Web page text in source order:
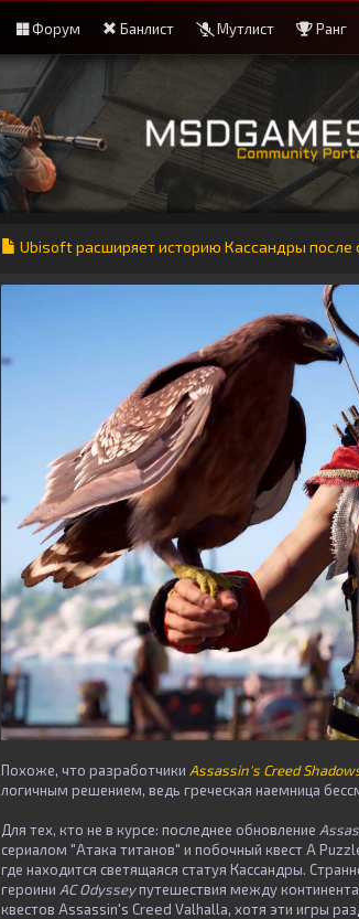
Форум Банлист Мутлист Ранг
Ubisoft расширяет историю Кассандры после
Похоже, что разработчики Assassin's Creed
логичным решением, ведь греческая наемница
Для тех, кто не в курсе: последнее обновление
сериалом "Атака титанов" и побочный квест A
где находится светящаяся статуя Кассандры.
героини AC Odysseyпутешествия между
квестов Assassin's Creed Valhalla, хотя эти игры